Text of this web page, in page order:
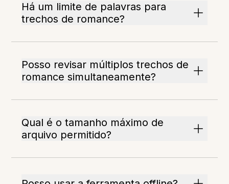
Há um limite de palavras para
trechos de romance?
Posso revisar múltiplos trechos de
romance simultaneamente?
Qual é o tamanho máximo de
arquivo permitido?